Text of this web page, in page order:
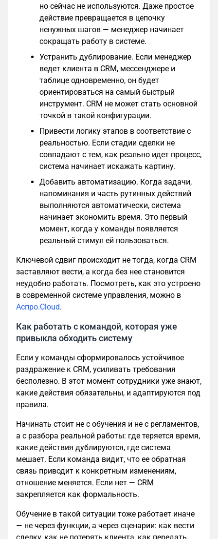
но сейчас не используются. Даже простое
действие превращается в цепочку
ненужных шагов — менеджер начинает
сокращать работу в системе.
Устранить дублирование. Если менеджер
ведет клиента в CRM, мессенджере и
таблице одновременно, он будет
ориентироваться на самый быстрый
инструмент. CRM не может стать основной
точкой в такой конфигурации.
Привести логику этапов в соответствие с
реальностью. Если стадии сделки не
совпадают с тем, как реально идет процесс,
система начинает искажать картину.
Добавить автоматизацию. Когда задачи,
напоминания и часть рутинных действий
выполняются автоматически, система
начинает экономить время. Это первый
момент, когда у команды появляется
реальный стимул ей пользоваться.
Ключевой сдвиг происходит не тогда, когда CRM
заставляют вести, а когда без нее становится
неудобно работать. Посмотреть, как это устроено
в современной системе управления, можно в
Аспро.Cloud.
Как работать с командой, которая уже
привыкла обходить систему
Если у команды сформировалось устойчивое
раздражение к CRM, усиливать требования
бесполезно. В этот момент сотрудники уже знают,
какие действия обязательны, и адаптируются под
правила.
Начинать стоит не с обучения и не с регламентов,
а с разбора реальной работы: где теряется время,
какие действия дублируются, где система
мешает. Если команда видит, что ее обратная
связь приводит к конкретным изменениям,
отношение меняется. Если нет — CRM
закрепляется как формальность.
Обучение в такой ситуации тоже работает иначе
— не через функции, а через сценарии: как вести